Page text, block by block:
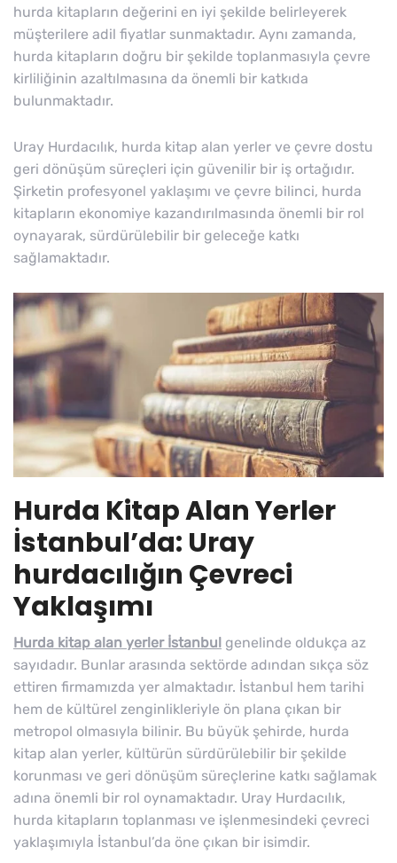
hurda kitapların değerini en iyi şekilde belirleyerek
müşterilere adil fiyatlar sunmaktadır. Aynı zamanda,
hurda kitapların doğru bir şekilde toplanmasıyla çevre
kirliliğinin azaltılmasına da önemli bir katkıda
bulunmaktadır.
Uray Hurdacılık, hurda kitap alan yerler ve çevre dostu
geri dönüşüm süreçleri için güvenilir bir iş ortağıdır.
Şirketin profesyonel yaklaşımı ve çevre bilinci, hurda
kitapların ekonomiye kazandırılmasında önemli bir rol
oynayarak, sürdürülebilir bir geleceğe katkı
sağlamaktadır.
Hurda Kitap Alan Yerler
İstanbul’da: Uray
hurdacılığın Çevreci
Yaklaşımı
Hurda kitap alan yerler İstanbul genelinde oldukça az
sayıdadır. Bunlar arasında sektörde adından sıkça söz
ettiren firmamızda yer almaktadır. İstanbul hem tarihi
hem de kültürel zenginlikleriyle ön plana çıkan bir
metropol olmasıyla bilinir. Bu büyük şehirde, hurda
kitap alan yerler, kültürün sürdürülebilir bir şekilde
korunması ve geri dönüşüm süreçlerine katkı sağlamak
adına önemli bir rol oynamaktadır. Uray Hurdacılık,
hurda kitapların toplanması ve işlenmesindeki çevreci
yaklaşımıyla İstanbul’da öne çıkan bir isimdir.